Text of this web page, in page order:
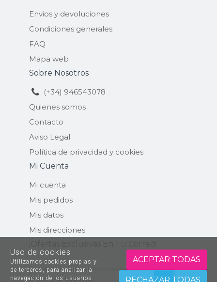
Envios y devoluciones
Condiciones generales
FAQ
Mapa web
Sobre Nosotros
(+34) 946543078
Quienes somos
Contacto
Aviso Legal
Política de privacidad y cookies
Mi Cuenta
Mi cuenta
Mis pedidos
Mis datos
Mis direcciones
ENVIAR
Uso de cookies
Utilizamos cookies propias y
de terceros, para analizar la
navegación de los usuarios.
ACEPTAR TODAS
RECHAZAR TODAS